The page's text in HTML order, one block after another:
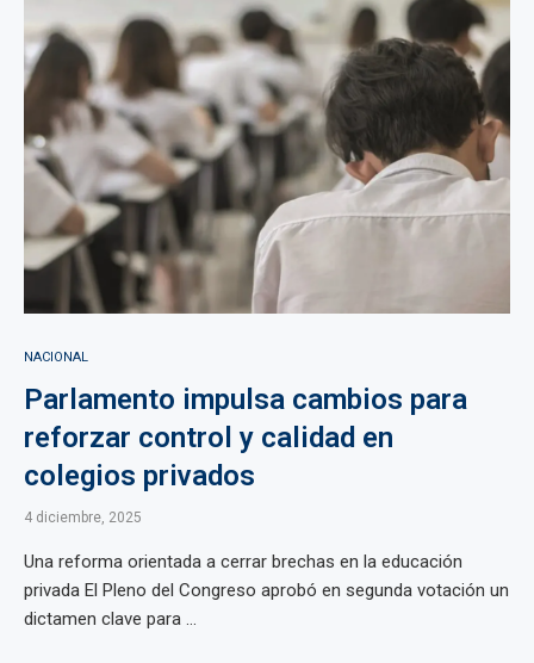
NACIONAL
Parlamento impulsa cambios para
reforzar control y calidad en
colegios privados
4 diciembre, 2025
Una reforma orientada a cerrar brechas en la educación
privada El Pleno del Congreso aprobó en segunda votación un
dictamen clave para ...